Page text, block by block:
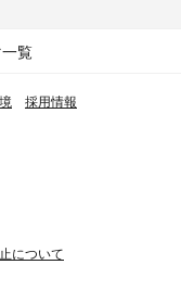
一覧
採用情報
について